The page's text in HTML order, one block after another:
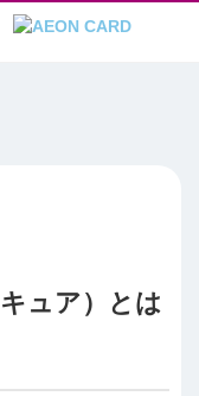
ュア）とは